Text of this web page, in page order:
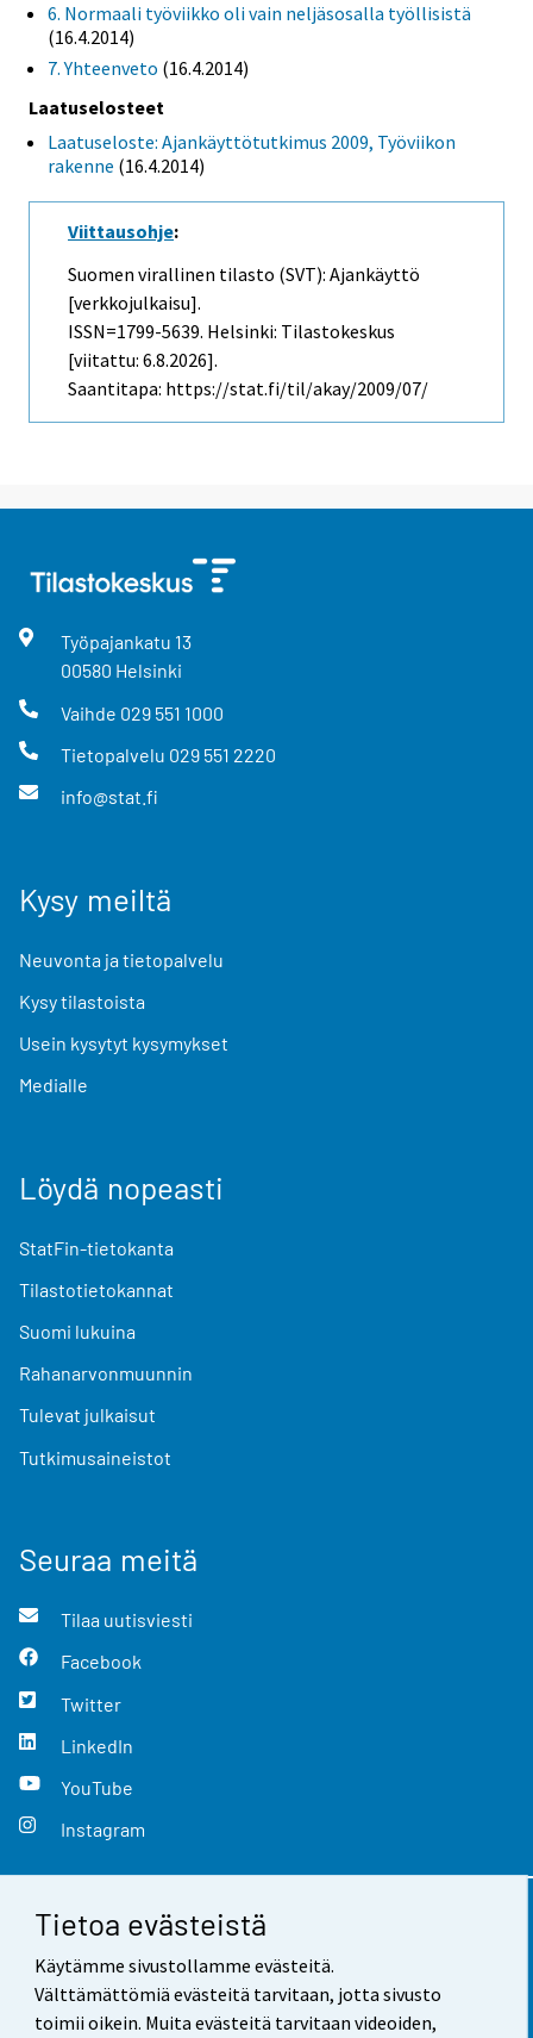
Tietoa evästeistä
Käytämme sivustollamme evästeitä.
Välttämättömiä evästeitä tarvitaan, jotta sivusto
toimii oikein. Muita evästeitä tarvitaan videoiden,
6. Normaali työviikko oli vain neljäsosalla työllisistä
(16.4.2014)
7. Yhteenveto (16.4.2014)
Laatuselosteet
Laatuseloste: Ajankäyttötutkimus 2009, Työviikon
rakenne (16.4.2014)
Viittausohje:
Suomen virallinen tilasto (SVT): Ajankäyttö
[verkkojulkaisu].
ISSN=1799-5639. Helsinki: Tilastokeskus
[viitattu: 6.8.2026].
Saantitapa: https://stat.fi/til/akay/2009/07/
Työpajankatu 13
00580 Helsinki
Vaihde 029 551 1000
Tietopalvelu 029 551 2220
info@stat.fi
Kysy meiltä
Neuvonta ja tietopalvelu
Kysy tilastoista
Usein kysytyt kysymykset
Medialle
Löydä nopeasti
StatFin-tietokanta
Tilastotietokannat
Suomi lukuina
Rahanarvonmuunnin
Tulevat julkaisut
Tutkimusaineistot
Seuraa meitä
Tilaa uutisviesti
Facebook
Twitter
LinkedIn
YouTube
Instagram
Yhteystiedot
Palaute
Käyttöehdot